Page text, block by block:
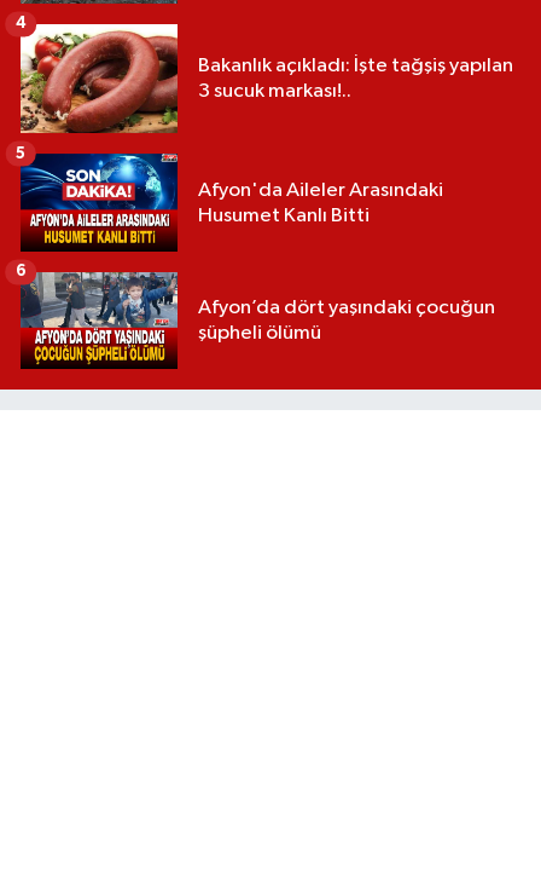
Bakanlık açıkladı: İşte tağşiş yapılan
3 sucuk markası!..
4
Afyon'da Aileler Arasındaki
Husumet Kanlı Bitti
5
Afyon’da dört yaşındaki çocuğun
şüpheli ölümü
6